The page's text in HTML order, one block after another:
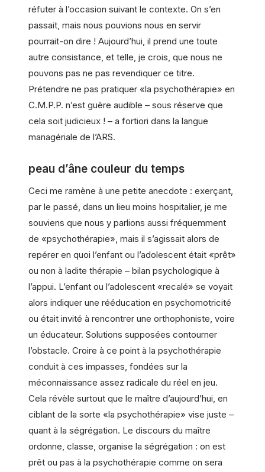
réfuter à l’occasion suivant le contexte. On s’en
passait, mais nous pouvions nous en servir
pourrait-on dire ! Aujourd’hui, il prend une toute
autre consistance, et telle, je crois, que nous ne
pouvons pas ne pas revendiquer ce titre.
Prétendre ne pas pratiquer «la psychothérapie» en
C.M.P.P. n’est guère audible – sous réserve que
cela soit judicieux ! – a fortiori dans la langue
managériale de l’ARS.
peau d’âne couleur du temps
Ceci me ramène à une petite anecdote : exerçant,
par le passé, dans un lieu moins hospitalier, je me
souviens que nous y parlions aussi fréquemment
de «psychothérapie», mais il s’agissait alors de
repérer en quoi l’enfant ou l’adolescent était «prêt»
ou non à ladite thérapie – bilan psychologique à
l’appui. L’enfant ou l’adolescent «recalé» se voyait
alors indiquer une rééducation en psychomotricité
ou était invité à rencontrer une orthophoniste, voire
un éducateur. Solutions supposées contourner
l’obstacle. Croire à ce point à la psychothérapie
conduit à ces impasses, fondées sur la
méconnaissance assez radicale du réel en jeu.
Cela révèle surtout que le maître d’aujourd’hui, en
ciblant de la sorte «la psychothérapie» vise juste –
quant à la ségrégation. Le discours du maître
ordonne, classe, organise la ségrégation : on est
prêt ou pas à la psychothérapie comme on sera